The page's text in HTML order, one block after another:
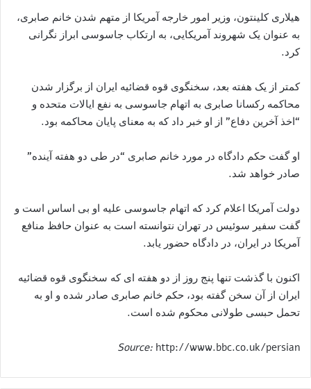
هیلاری کلینتون، وزیر امور خارجه آمریکا از متهم شدن خانم صابری،
به عنوان یک شهروند آمریکایی، به ارتکاب جاسوسی ابراز نگرانی
کرد.
کمتر از یک هفته بعد، سخنگوی قوه قضائیه ایران از برگزار شدن
محاکمه رکسانا صابری به اتهام جاسوسی به نفع ایالات متحده و
“اخذ آخرین دفاع” از او خبر داد که به معنای پایان محاکمه بود.
او گفت حکم دادگاه در مورد خانم صابری “در طی دو هفته آینده”
صادر خواهد شد.
دولت آمریکا اعلام کرد که اتهام جاسوسی علیه او بی اساس است و
گفت سفیر سوئیس در تهران نتوانسته است به عنوان حافظ منافع
آمریکا در ایران، در دادگاه حضور یابد.
اکنون با گذشت تنها پنج روز از دو هفته ای که سخنگوی قوه قضائیه
ایران از آن سخن گفته بود، حکم خانم صابری صادر شده و او به
تحمل حبسی طولانی محکوم شده است.
Source: http://www.bbc.co.uk/persian